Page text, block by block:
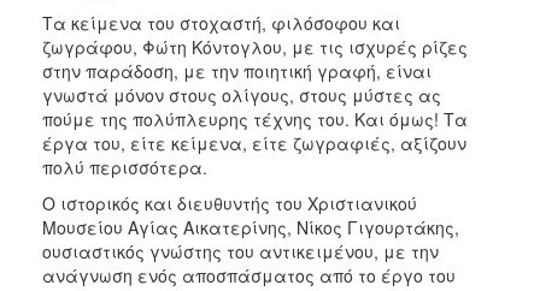
ΤΟΠΟΣ
ΠΟΛΙΤΙΣΜΟΣ
ΠΟΛΗ
Τα κείμενα του στοχαστή, φιλόσοφου και
ζωγράφου, Φώτη Κόντογλου, με τις ισχυρές ρίζες
στην παράδοση, με την ποιητική γραφή, είναι
γνωστά μόνον στους ολίγους, στους μύστες ας
πούμε της πολύπλευρης τέχνης του. Και όμως! Τα
έργα του, είτε κείμενα, είτε ζωγραφιές, αξίζουν
πολύ περισσότερα.
Ο ιστορικός και διευθυντής του Χριστιανικού
Μουσείου Αγίας Αικατερίνης, Νίκος Γιγουρτάκης,
ουσιαστικός γνώστης του αντικειμένου, με την
ανάγνωση ενός αποσπάσματος από το έργο του